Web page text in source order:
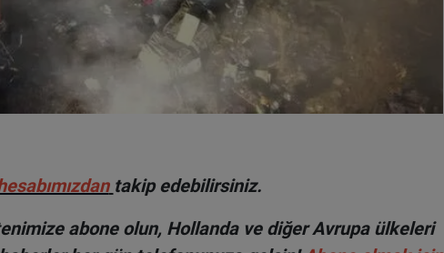
takip edebilirsiniz.
abone olun, Hollanda ve diğer Avrupa ülkeleri